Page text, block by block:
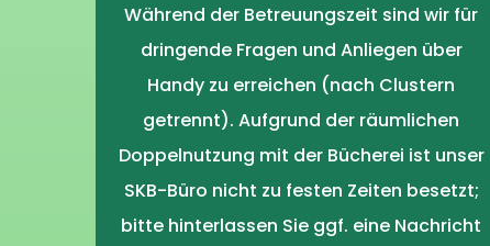
Während der Betreuungszeit sind wir für
dringende Fragen und Anliegen über
Handy zu erreichen (nach Clustern
getrennt). Aufgrund der räumlichen
Doppelnutzung mit der Bücherei ist unser
SKB-Büro nicht zu festen Zeiten besetzt;
bitte hinterlassen Sie ggf. eine Nachricht